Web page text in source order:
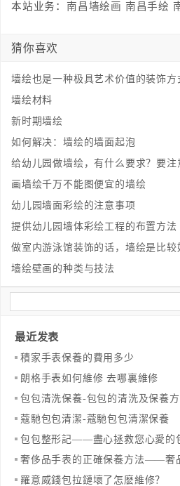
本站业务： 南昌墙绘画 南昌手绘
猜你喜欢
墙绘也是一种极具艺术价值的装饰方
墙绘材料
新时期墙绘
如何解决：墙绘的墙面起泡
给幼儿园做墙绘，有什么要求？要注
画墙绘千万不能图便宜的墙绘
幼儿园墙面彩绘的注意事项
提供幼儿园墙体彩绘工程的布置方法
做室内游泳馆装饰的话，墙绘是比较
墙绘壁画的种类与技法
最近发表
​積家手表保養的費用多少
​朗格手表如何維修 去哪裏維修
包包清洗保養-包包的清洗及保養
​蔻馳包包清潔-蔻馳包包清潔保養
包包整形記——盡心拯救您心愛的
奢侈品手表的正確保養方法——奢
羅意威錢包拉鏈壞了怎麽維修？